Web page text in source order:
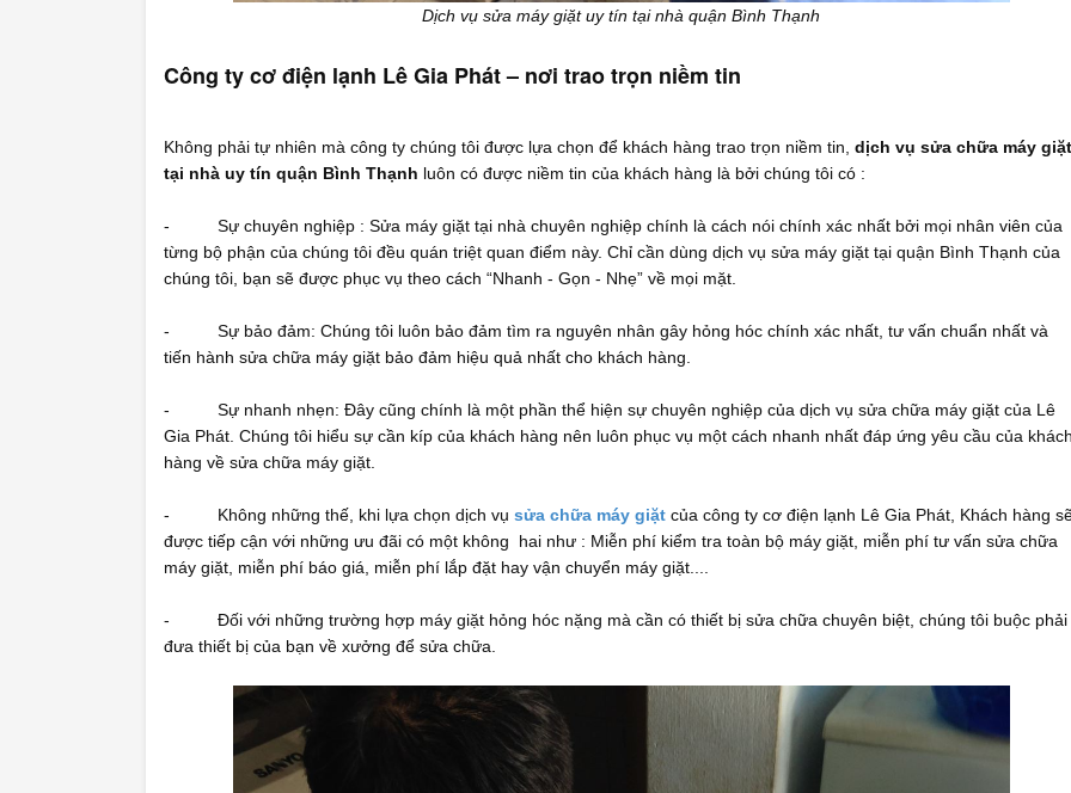
Dịch vụ sửa máy giặt uy tín tại nhà quận Bình Thạnh
Công ty cơ điện lạnh Lê Gia Phát – nơi trao trọn niềm tin
Không phải tự nhiên mà công ty chúng tôi được lựa chọn để khách hàng trao trọn niềm tin, dịch vụ sửa chữa máy giặt
tại nhà uy tín quận Bình Thạnh luôn có được niềm tin của khách hàng là bởi chúng tôi có :
- Sự chuyên nghiệp : Sửa máy giặt tại nhà chuyên nghiệp chính là cách nói chính xác nhất bởi mọi nhân viên của
từng bộ phận của chúng tôi đều quán triệt quan điểm này. Chỉ cần dùng dịch vụ sửa máy giặt tại quận Bình Thạnh của
chúng tôi, bạn sẽ được phục vụ theo cách “Nhanh - Gọn - Nhẹ” về mọi mặt.
- Sự bảo đảm: Chúng tôi luôn bảo đảm tìm ra nguyên nhân gây hỏng hóc chính xác nhất, tư vấn chuẩn nhất và
tiến hành sửa chữa máy giặt bảo đảm hiệu quả nhất cho khách hàng.
- Sự nhanh nhẹn: Đây cũng chính là một phần thể hiện sự chuyên nghiệp của dịch vụ sửa chữa máy giặt của Lê
Gia Phát. Chúng tôi hiểu sự cần kíp của khách hàng nên luôn phục vụ một cách nhanh nhất đáp ứng yêu cầu của
hàng về sửa chữa máy giặt.
- Không những thế, khi lựa chọn dịch vụ sửa chữa máy giặt của công ty cơ điện lạnh Lê Gia Phát, Khách hàng
được tiếp cận với những ưu đãi có một không hai như : Miễn phí kiểm tra toàn bộ máy giặt, miễn phí tư vấn sửa chữa
máy giặt, miễn phí báo giá, miễn phí lắp đặt hay vận chuyển máy giặt....
- Đối với những trường hợp máy giặt hỏng hóc nặng mà cần có thiết bị sửa chữa chuyên biệt, chúng tôi buộc phải
đưa thiết bị của bạn về xưởng để sửa chữa.